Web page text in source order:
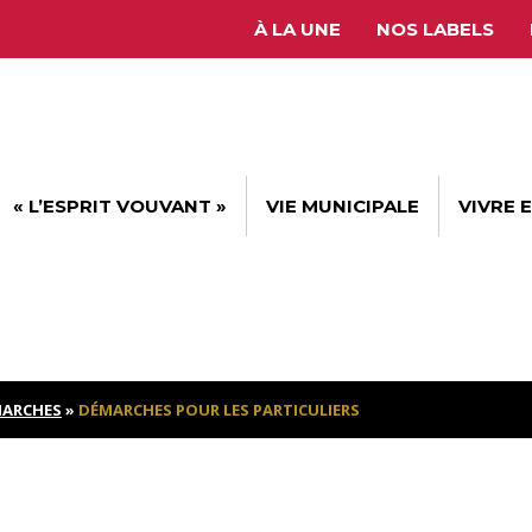
À LA UNE NOS LABELS
« L’ESPRIT VOUVANT » VIE MUNICIPALE VIVRE
» DÉMARCHES POUR LES PARTICULIERS